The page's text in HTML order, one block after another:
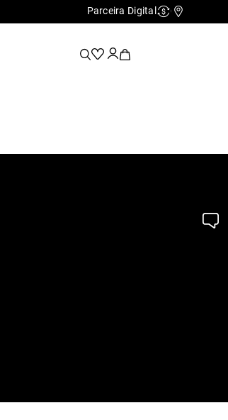
PARCELAMENTO EM ATÉ 10x SEM JUROS
Parceira Digital Cashback